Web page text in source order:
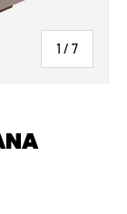
1 / di
7